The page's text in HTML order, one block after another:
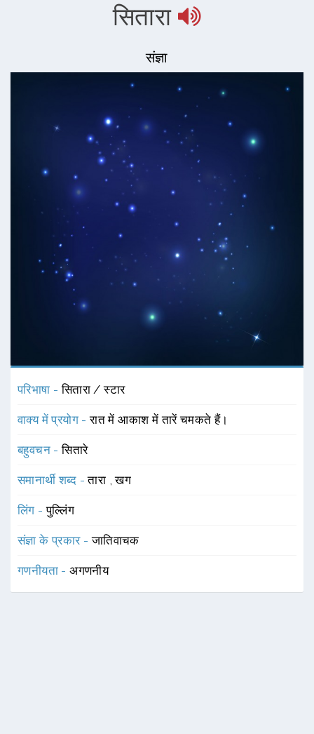
सितारा
संज्ञा
परिभाषा -सितारा / स्टार
वाक्य में प्रयोग -रात में आकाश में तारें चमकते हैं।
बहुवचन -सितारे
समानार्थी शब्द -तारा ,खग
लिंग -पुल्लिंग
संज्ञा के प्रकार -जातिवाचक
गणनीयता -अगणनीय